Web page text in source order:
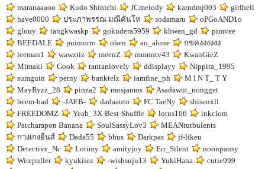
maranaaaoo Kudo Shinichi JCmelody karndmj003
girlhell
have0000
ประภาพรรณ มณีคันโท sodamaru
oPGoAND1o
glouy
tangkwaskp gokudera5959 khwan_gd
pimvee
BEEDALE
puimorro ohen ao_alone
กขคงงงงงง
leeman1
wawziiz meenZ mmnntv43
KwanGieZ
Mimaki
Gook tantanlovely ddisplayy
Nippita_1995
sumguin
perny banktelz iamfine_ph
M I N T_ T Y
MayRyzz_28
pinza2 mosjamos
Asadawut_nongget
beem-bad
-JAEB- dadaauto FC TaeNy
shisenxll
FREEDOMZ
Yeah_3X-Best-Shuffle lotus106
inkclom
Patcharapon Banana
SoulSassyLov3
MEANturbulents
กางเกงยีนส์
Dada55 bhus Darkpas
jf-likeu
Detective_Nc
Lotimy amityjoy Err_Silent
noonpansy
Wirepuller
kyukiiez -wishsuju13 YukiHana
cutie999